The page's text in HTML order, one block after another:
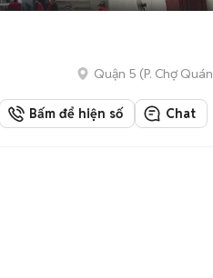
Quận 5 (P. Chợ Quán
Bấm để hiện số Chat